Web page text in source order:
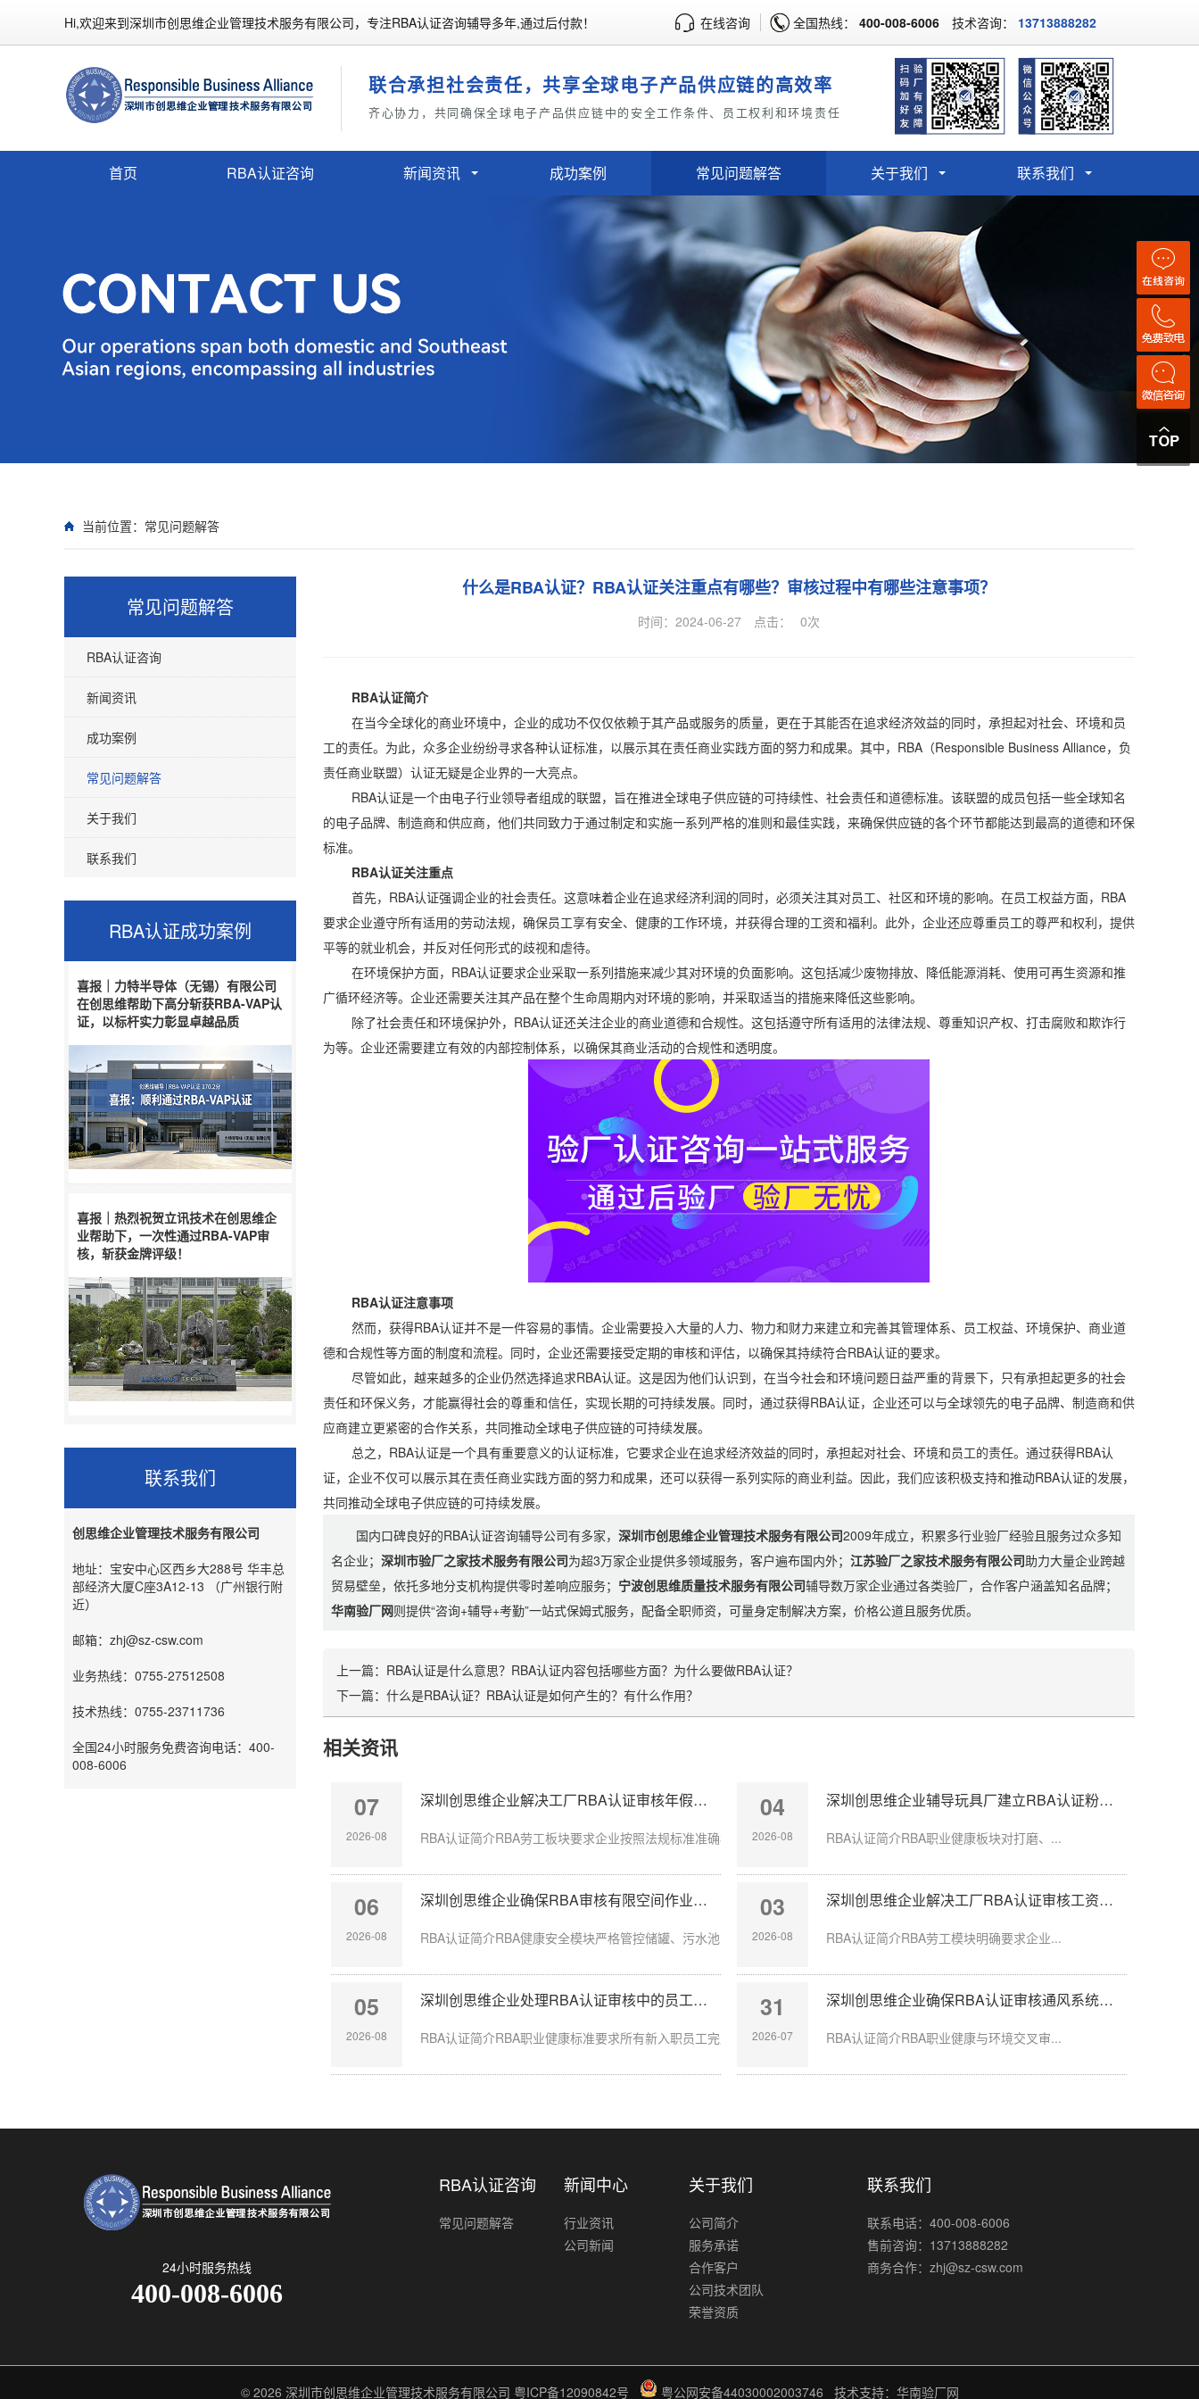
Hi,欢迎来到深圳市创思维企业管理技术服务有限公司，专注RBA认证咨询辅导多年,通过后付款！ 在线咨询 全国热线： 400-008-6006 技术咨询： 13713888282
联合承担社会责任，共享全球电子产品供应链的高效率
齐心协力，共同确保全球电子产品供应链中的安全工作条件、员工权利和环境责任
首页 RBA认证咨询 新闻资讯 成功案例 常见问题解答 关于我们 联系我们
当前位置： 常见问题解答
常见问题解答
RBA认证咨询
新闻资讯
成功案例
常见问题解答
关于我们
联系我们
RBA认证成功案例
喜报｜力特半导体（无锡）有限公司
在创思维帮助下高分斩获RBA-VAP认
证，以标杆实力彰显卓越品质
喜报｜热烈祝贺立讯技术在创思维企
业帮助下，一次性通过RBA-VAP审
核，斩获金牌评级！
联系我们
创思维企业管理技术服务有限公司
地址：宝安中心区西乡大288号 华丰总
部经济大厦C座3A12-13 （广州银行附
近）
邮箱：zhj@sz-csw.com
业务热线：0755-27512508
技术热线：0755-23711736
全国24小时服务免费咨询电话：400-
008-6006
什么是RBA认证？RBA认证关注重点有哪些？审核过程中有哪些注意事项？
时间：2024-06-27 点击： 0次
RBA认证简介
在当今全球化的商业环境中，企业的成功不仅仅依赖于其产品或服务的质量，更在于其能否在追求经济效益的同时，承担起对社会、环境和员
工的责任。为此，众多企业纷纷寻求各种认证标准，以展示其在责任商业实践方面的努力和成果。其中，RBA（Responsible Business Alliance，负
责任商业联盟）认证无疑是企业界的一大亮点。
RBA认证是一个由电子行业领导者组成的联盟，旨在推进全球电子供应链的可持续性、社会责任和道德标准。该联盟的成员包括一些全球知名
的电子品牌、制造商和供应商，他们共同致力于通过制定和实施一系列严格的准则和最佳实践，来确保供应链的各个环节都能达到最高的道德和环保
标准。
RBA认证关注重点
首先，RBA认证强调企业的社会责任。这意味着企业在追求经济利润的同时，必须关注其对员工、社区和环境的影响。在员工权益方面，RBA
要求企业遵守所有适用的劳动法规，确保员工享有安全、健康的工作环境，并获得合理的工资和福利。此外，企业还应尊重员工的尊严和权利，提供
平等的就业机会，并反对任何形式的歧视和虐待。
在环境保护方面，RBA认证要求企业采取一系列措施来减少其对环境的负面影响。这包括减少废物排放、降低能源消耗、使用可再生资源和推
广循环经济等。企业还需要关注其产品在整个生命周期内对环境的影响，并采取适当的措施来降低这些影响。
除了社会责任和环境保护外，RBA认证还关注企业的商业道德和合规性。这包括遵守所有适用的法律法规、尊重知识产权、打击腐败和欺诈行
为等。企业还需要建立有效的内部控制体系，以确保其商业活动的合规性和透明度。
RBA认证注意事项
然而，获得RBA认证并不是一件容易的事情。企业需要投入大量的人力、物力和财力来建立和完善其管理体系、员工权益、环境保护、商业道
德和合规性等方面的制度和流程。同时，企业还需要接受定期的审核和评估，以确保其持续符合RBA认证的要求。
尽管如此，越来越多的企业仍然选择追求RBA认证。这是因为他们认识到，在当今社会和环境问题日益严重的背景下，只有承担起更多的社会
责任和环保义务，才能赢得社会的尊重和信任，实现长期的可持续发展。同时，通过获得RBA认证，企业还可以与全球领先的电子品牌、制造商和供
应商建立更紧密的合作关系，共同推动全球电子供应链的可持续发展。
总之，RBA认证是一个具有重要意义的认证标准，它要求企业在追求经济效益的同时，承担起对社会、环境和员工的责任。通过获得RBA认
证，企业不仅可以展示其在责任商业实践方面的努力和成果，还可以获得一系列实际的商业利益。因此，我们应该积极支持和推动RBA认证的发展，
共同推动全球电子供应链的可持续发展。
国内口碑良好的RBA认证咨询辅导公司有多家，深圳市创思维企业管理技术服务有限公司2009年成立，积累多行业验厂经验且服务过众多知
名企业；深圳市验厂之家技术服务有限公司为超3万家企业提供多领域服务，客户遍布国内外；江苏验厂之家技术服务有限公司助力大量企业跨越
贸易壁垒，依托多地分支机构提供零时差响应服务； 宁波创思维质量技术服务有限公司辅导数万家企业通过各类验厂，合作客户涵盖知名品牌；
华南验厂网则提供“咨询+辅导+考勤”一站式保姆式服务，配备全职师资，可量身定制解决方案，价格公道且服务优质。
上一篇： RBA认证是什么意思？RBA认证内容包括哪些方面？为什么要做RBA认证？
下一篇： 什么是RBA认证？RBA认证是如何产生的？有什么作用？
相关资讯
07
2026-08
深圳创思维企业解决工厂RBA认证审核年假计算不准确
RBA认证简介RBA劳工板块要求企业按照法规标准准确核算员工带薪年假，工龄认定、...
06
2026-08
深圳创思维企业确保RBA审核有限空间作业安全达标
RBA认证简介RBA健康安全模块严格管控储罐、污水池、地下管沟等有限空间作业，通...
05
2026-08
深圳创思维企业处理RBA认证审核中的员工入职体检缺失
RBA认证简介RBA职业健康标准要求所有新入职员工完成岗前体检，涉粉尘、化学品、...
04
2026-08
深圳创思维企业辅导玩具厂建立RBA认证粉尘防护体系
RBA认证简介RBA职业健康板块对打磨、...
03
2026-08
深圳创思维企业解决工厂RBA认证审核工资发放延迟问题
RBA认证简介RBA劳工模块明确要求企业...
31
2026-07
深圳创思维企业确保RBA认证审核通风系统运行记录完整
RBA认证简介RBA职业健康与环境交叉审...
24小时服务热线
400-008-6006
RBA认证咨询
常见问题解答
新闻中心
行业资讯
公司新闻
关于我们
公司简介
服务承诺
合作客户
公司技术团队
荣誉资质
联系我们
联系电话：400-008-6006
售前咨询：13713888282
商务合作：zhj@sz-csw.com
© 2026 深圳市创思维企业管理技术服务有限公司 粤ICP备12090842号 粤公网安备44030002003746 技术支持：华南验厂网